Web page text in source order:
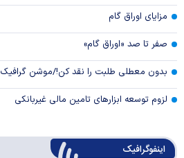
مزایای اوراق گام
صفر تا صد «اوراق گام»
بدون معطلی طلبت را نقد کن!/موشن گرافیک
لزوم توسعه ابزارهای تامین مالی غیربانکی
اینفوگرافیک